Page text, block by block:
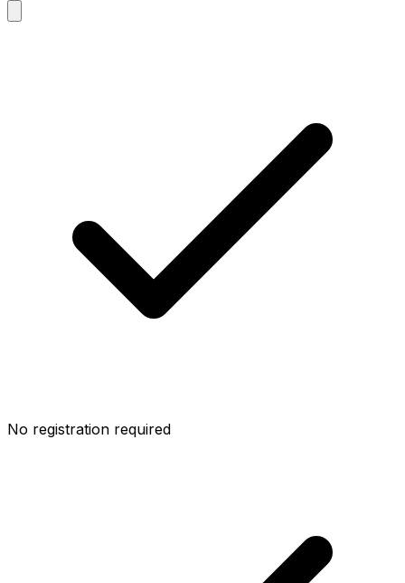
No registration required